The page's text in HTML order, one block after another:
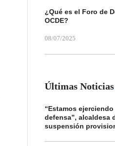
¿Qué es el Foro de
OCDE?
08/07/2025
Últimas Noticias
“Estamos
defensa”, alcaldesa
suspensión